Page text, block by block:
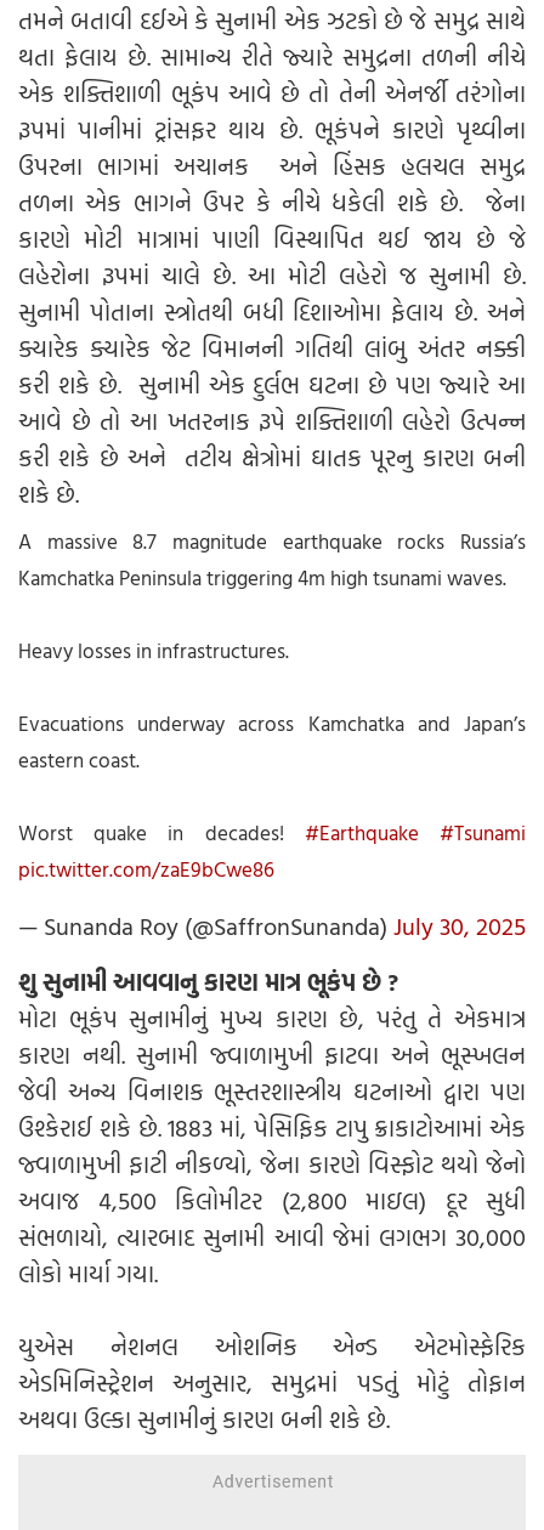
તમને બતાવી દઈએ કે સુનામી એક ઝટકો છે જે સમુદ્ર સાથે
થતા ફેલાય છે. સામાન્ય રીતે જ્યારે સમુદ્રના તળની નીચે
એક શક્તિશાળી ભૂકંપ આવે છે તો તેની એનર્જી તરંગોના
રૂપમાં પાનીમાં ટ્રાંસફર થાય છે. ભૂકંપને કારણે પૃથ્વીના
ઉપરના ભાગમાં અચાનક અને હિંસક હલચલ સમુદ્ર
તળના એક ભાગને ઉપર કે નીચે ધકેલી શકે છે. જેના
કારણે મોટી માત્રામાં પાણી વિસ્થાપિત થઈ જાય છે જે
લહેરોના રૂપમાં ચાલે છે. આ મોટી લહેરો જ સુનામી છે.
સુનામી પોતાના સ્ત્રોતથી બધી દિશાઓમા ફેલાય છે. અને
ક્યારેક ક્યારેક જેટ વિમાનની ગતિથી લાંબુ અંતર નક્કી
કરી શકે છે. સુનામી એક દુર્લભ ઘટના છે પણ જ્યારે આ
આવે છે તો આ ખતરનાક રૂપે શક્તિશાળી લહેરો ઉત્પન્ન
કરી શકે છે અને તટીય ક્ષેત્રોમાં ઘાતક પૂરનુ કારણ બની
શકે છે.
A massive 8.7 magnitude earthquake rocks Russia’s
Kamchatka Peninsula triggering 4m high tsunami waves.
Heavy losses in infrastructures.
Evacuations underway across Kamchatka and Japan’s
eastern coast.
Worst quake in decades! #Earthquake
#Tsunami
pic.twitter.com/zaE9bCwe86
— Sunanda Roy (@SaffronSunanda) July 30, 2025
શુ સુનામી આવવાનુ કારણ માત્ર ભૂકંપ છે ?
મોટા ભૂકંપ સુનામીનું મુખ્ય કારણ છે, પરંતુ તે એકમાત્ર
કારણ નથી. સુનામી જ્વાળામુખી ફાટવા અને ભૂસ્ખલન
જેવી અન્ય વિનાશક ભૂસ્તરશાસ્ત્રીય ઘટનાઓ દ્વારા પણ
ઉશ્કેરાઈ શકે છે. 1883 માં, પેસિફિક ટાપુ ક્રાકાટોઆમાં એક
જ્વાળામુખી ફાટી નીકળ્યો, જેના કારણે વિસ્ફોટ થયો જેનો
અવાજ 4,500 કિલોમીટર (2,800 માઇલ) દૂર સુધી
સંભળાયો, ત્યારબાદ સુનામી આવી જેમાં લગભગ 30,000
લોકો માર્યા ગયા.
યુએસ નેશનલ ઓશનિક એન્ડ એટમોસ્ફેરિક
એડમિનિસ્ટ્રેશન અનુસાર, સમુદ્રમાં પડતું મોટું તોફાન
અથવા ઉલ્કા સુનામીનું કારણ બની શકે છે.